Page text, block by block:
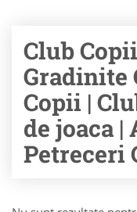
Club
Gradinite
Copii |
de joaca
Petreceri